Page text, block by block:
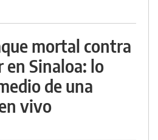
mortal contra
Sinaloa: lo
de una
vivo